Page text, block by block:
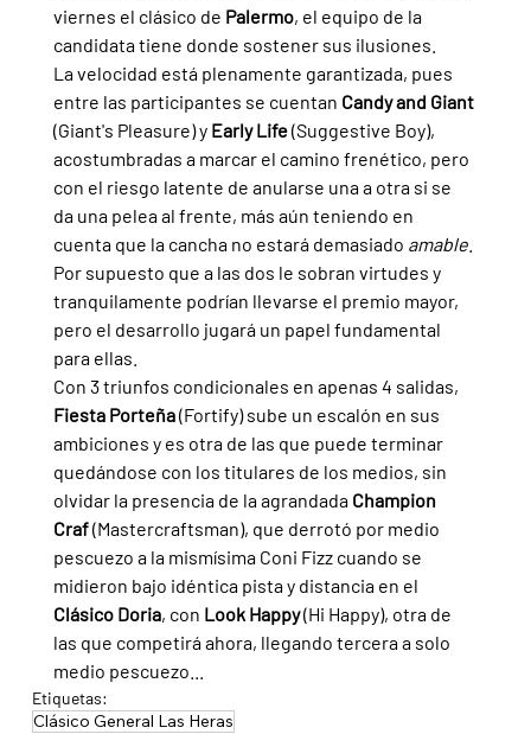
viernes el clásico de Palermo, el equipo de la
candidata tiene donde sostener sus ilusiones.
La velocidad está plenamente garantizada, pues
entre las participantes se cuentan Candy and Giant
(Giant's Pleasure) y Early Life (Suggestive Boy),
acostumbradas a marcar el camino frenético, pero
con el riesgo latente de anularse una a otra si se
da una pelea al frente, más aún teniendo en
cuenta que la cancha no estará demasiado amable.
Por supuesto que a las dos le sobran virtudes y
tranquilamente podrían llevarse el premio mayor,
pero el desarrollo jugará un papel fundamental
para ellas.
Con 3 triunfos condicionales en apenas 4 salidas,
Fiesta Porteña (Fortify) sube un escalón en sus
ambiciones y es otra de las que puede terminar
quedándose con los titulares de los medios, sin
olvidar la presencia de la agrandada Champion
Craf (Mastercraftsman), que derrotó por medio
pescuezo a la mismísima Coni Fizz cuando se
midieron bajo idéntica pista y distancia en el
Clásico Doria, con Look Happy (Hi Happy), otra de
las que competirá ahora, llegando tercera a solo
medio pescuezo...
Etiquetas:
Clásico General Las Heras